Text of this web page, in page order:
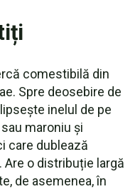
comestibilă din
Spre deosebire de
inelul de pe
maroniu și
care dublează
o distribuție largă
de asemenea, în